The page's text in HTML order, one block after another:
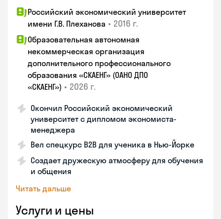
Российский экономический университет
имени Г.В. Плеханова • 2016 г.
Образовательная автономная
некоммерческая организация
дополнительного профессионального
образования «СКАЕНГ» (ОАНО ДПО
«СКАЕНГ») • 2026 г.
Окончил Российский экономический
университет с дипломом экономиста-
менеджера
Вел спецкурс B2B для ученика в Нью-Йорке
Создает дружескую атмосферу для обучения
и общения
Читать дальше
Услуги и цены